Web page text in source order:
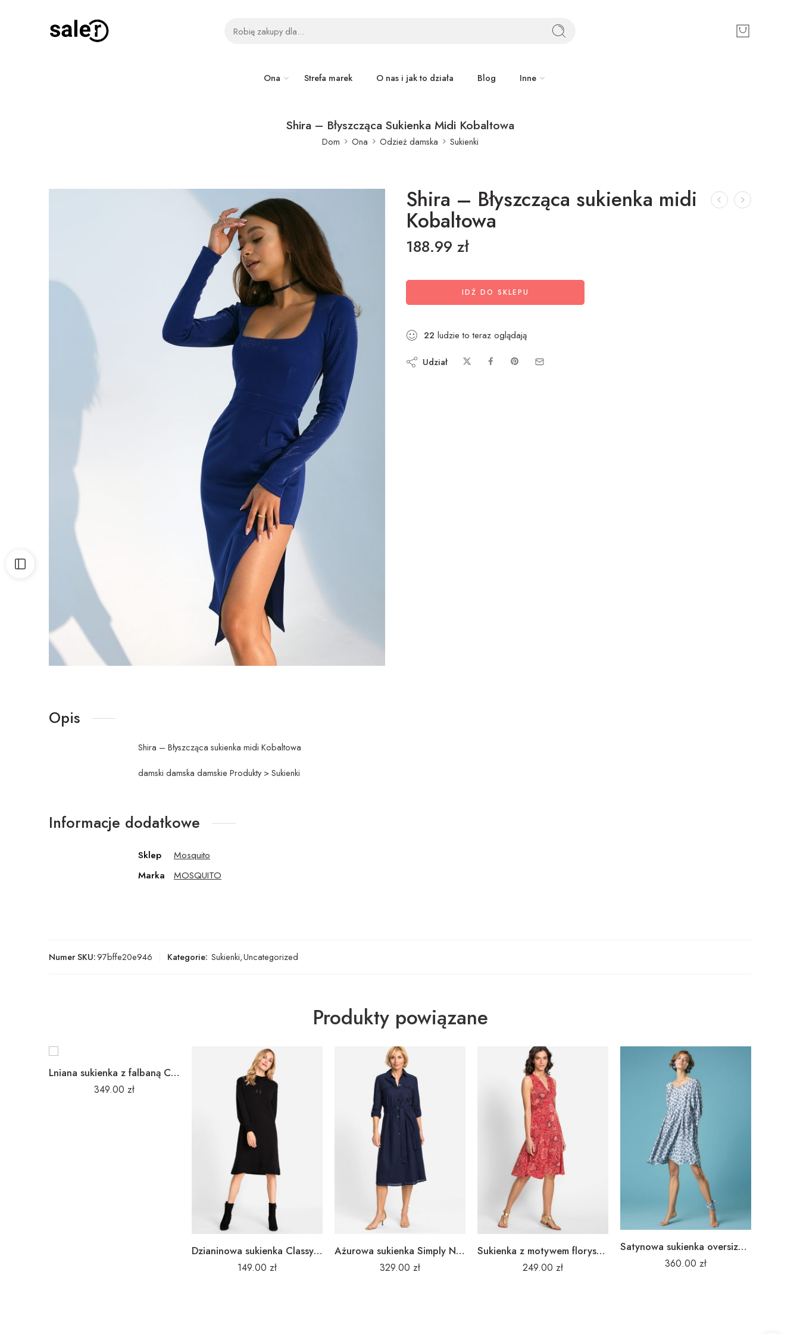
Ona Strefa marek O nas i jak to działa Blog Inne
Shira – Błyszcząca Sukienka Midi Kobaltowa
Dom Ona Odzież damska Sukienki
Shira – Błyszcząca sukienka midi
Kobaltowa
188.99 zł
IDŹ DO SKLEPU
22 ludzie to teraz oglądają
Udział
Opis
Shira – Błyszcząca sukienka midi Kobaltowa
damski damska damskie Produkty > Sukienki
Informacje dodatkowe
Sklep
Mosquito
Marka
MOSQUITO
Numer SKU:97bffe20e946 Kategorie: Sukienki,Uncategorized
Produkty powiązane
Lniana sukienka z falbaną Cottage Core 13001628
349.00 zł
Dzianinowa sukienka Classy Power 13001622
149.00 zł
Ażurowa sukienka Simply Natural 13001600
329.00 zł
Sukienka z motywem florystycznym Simply Natural 13001599
249.00 zł
Satynowa sukienka oversize z niebieskim kwiatowym nadrukiem Alessia Santi
360.00 zł